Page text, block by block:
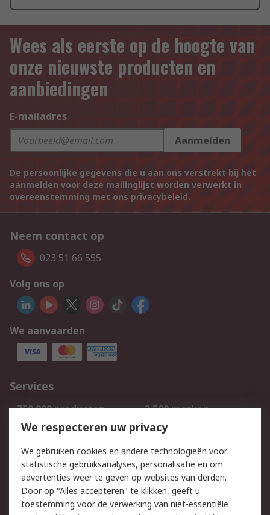
Wees als eerste op de hoogte van
onze nieuwste producten en
aanbiedingen
E-mailadres
Aanmelden
De persoonlijke gegevens die u aan ons verstrekt bij het
aanmelden voor deze mailinglijst worden verwerkt in
overeenstemming met ons privacybeleid.
Neem contact op
023 51 66 555
Volg ons op
We aanvaarden
Services
750.000 producten
2.500 merken
Bestellen
Inkoopoplossingen
Track & Trace
Wettelijk
We respecteren uw privacy
We gebruiken cookies en andere technologieën voor
statistische gebruiksanalyses, personalisatie en om
advertenties weer te geven op websites van derden.
Door op "Alles accepteren" te klikken, geeft u
toestemming voor de verwerking van niet-essentiële